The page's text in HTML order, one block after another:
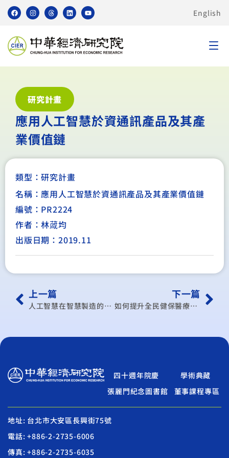
English
研究計畫
應用人工智慧於資通訊產品及其產
業價值鏈
類型：研究計畫
名稱：應用人工智慧於資通訊產品及其產業價值鏈
編號：PR2224
作者：林蒧均
出版日期：2019.11
上一篇
人工智慧在智慧製造的應用實例分享-以資通訊產業為例
下一篇
如何提升全民健保醫療資源不足地區民眾就醫及照護成效之探討－以西醫醫療服務為例
四十週年院慶
學術典藏
張麗門紀念圖書館
董事課程專區
地址: 台北市大安區長興街75號
電話: +886-2-2735-6006
傳真: +886-2-2735-6035